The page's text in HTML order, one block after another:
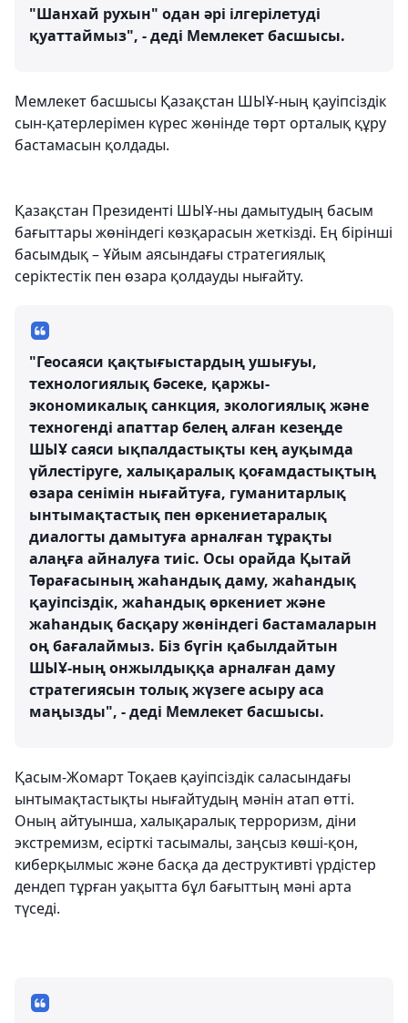
"Шанхай рухын" одан әрі ілгерілетуді
қуаттаймыз", - деді Мемлекет басшысы.
Мемлекет басшысы Қазақстан ШЫҰ-ның қауіпсіздік
сын-қатерлерімен күрес жөнінде төрт орталық құру
бастамасын қолдады.
Қазақстан Президенті ШЫҰ-ны дамытудың басым
бағыттары жөніндегі көзқарасын жеткізді. Ең бірінші
басымдық – Ұйым аясындағы стратегиялық
серіктестік пен өзара қолдауды нығайту.
"Геосаяси қақтығыстардың ушығуы,
технологиялық бәсеке, қаржы-
экономикалық санкция, экологиялық және
техногенді апаттар белең алған кезеңде
ШЫҰ саяси ықпалдастықты кең ауқымда
үйлестіруге, халықаралық қоғамдастықтың
өзара сенімін нығайтуға, гуманитарлық
ынтымақтастық пен өркениетаралық
диалогты дамытуға арналған тұрақты
алаңға айналуға тиіс. Осы орайда Қытай
Төрағасының жаһандық даму, жаһандық
қауіпсіздік, жаһандық өркениет және
жаһандық басқару жөніндегі бастамаларын
оң бағалаймыз. Біз бүгін қабылдайтын
ШЫҰ-ның онжылдыққа арналған даму
стратегиясын толық жүзеге асыру аса
маңызды", - деді Мемлекет басшысы.
Қасым-Жомарт Тоқаев қауіпсіздік саласындағы
ынтымақтастықты нығайтудың мәнін атап өтті.
Оның айтуынша, халықаралық терроризм, діни
экстремизм, есірткі тасымалы, заңсыз көші-қон,
киберқылмыс және басқа да деструктивті үрдістер
дендеп тұрған уақытта бұл бағыттың мәні арта
түседі.